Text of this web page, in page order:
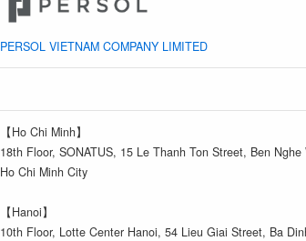
PERSOL VIETNAM COMPANY LIMITED
【Ho Chi Minh】
18th Floor, SONATUS, 15 Le Thanh Ton Street, Ben
Ho Chi Minh City
【Hanoi】
10th Floor, Lotte Center Hanoi, 54 Lieu Giai Street, Ba